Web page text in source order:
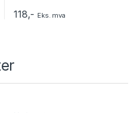
118,- Eks. mva